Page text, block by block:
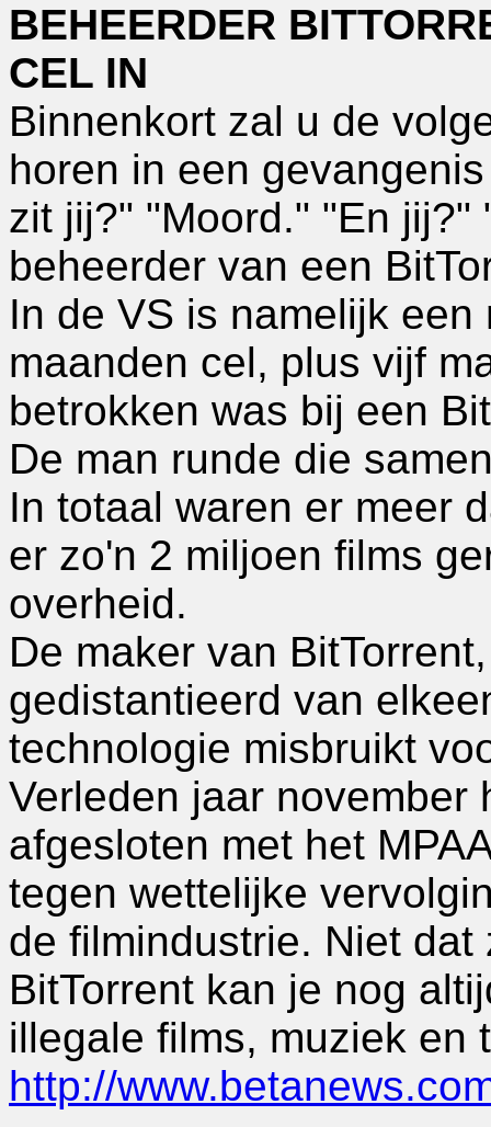
BEHEERDER
CEL IN
Binnenkort zal u de
horen in een
zit jij?" "Moord." "En
beheerder van een
In de VS is namelijk
maanden cel, plus vijf
betrokken was bij een
De man runde die
In totaal waren er meer
er zo'n 2 miljoen films
overheid.
De maker van
gedistantieerd van
technologie misbruikt
Verleden jaar november
afgesloten met het
tegen wettelijke
de filmindustrie. Niet
BitTorrent kan je nog
illegale films, muziek en
http://